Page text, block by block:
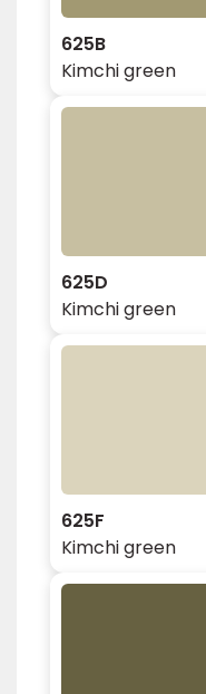
625B
Kimchi green
625D
Kimchi green
625F
Kimchi green